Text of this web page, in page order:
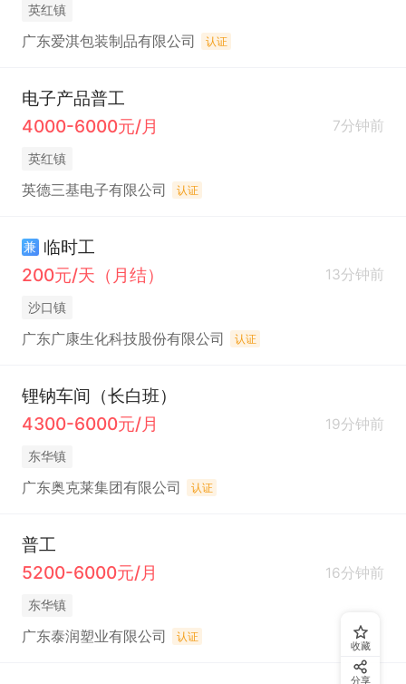
英红镇
广东爱淇包装制品有限公司 认证
电子产品普工
4000-6000元/月
7分钟前
英红镇
英德三基电子有限公司 认证
兼 临时工
200元/天（月结）
13分钟前
沙口镇
广东广康生化科技股份有限公司 认证
锂钠车间（长白班）
4300-6000元/月
19分钟前
东华镇
广东奥克莱集团有限公司 认证
普工
5200-6000元/月
16分钟前
东华镇
广东泰润塑业有限公司 认证
收藏
分享